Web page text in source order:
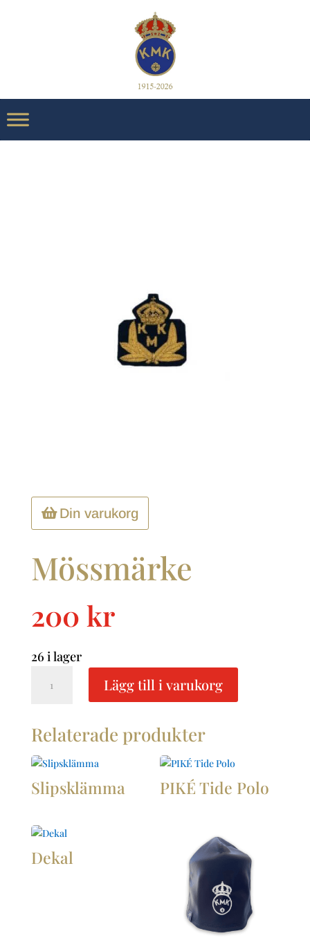
Din varukorg
Mössmärke
200 kr
26 i lager
Lägg till i varukorg
Relaterade produkter
Slipsklämma PIKÉ Tide Polo
Dekal